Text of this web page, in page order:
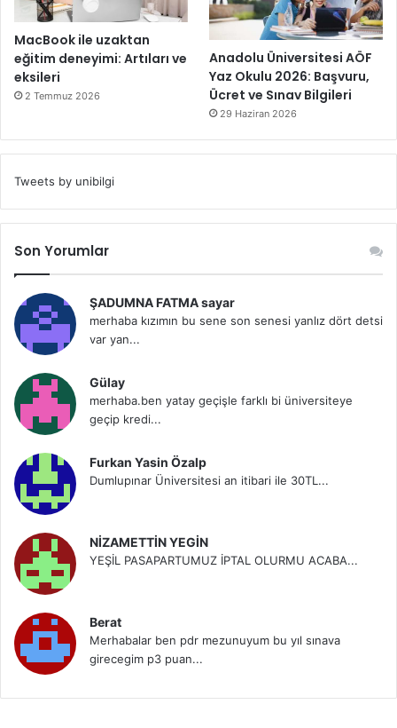
MacBook ile uzaktan
eğitim deneyimi: Artıları ve
eksileri
2 Temmuz 2026
Anadolu Üniversitesi AÖF
Yaz Okulu 2026: Başvuru,
Ücret ve Sınav Bilgileri
29 Haziran 2026
Tweets by unibilgi
Son Yorumlar
ŞADUMNA FATMA sayar
merhaba kızımın bu sene son senesi yanlız dört detsi
var yan...
Gülay
merhaba.ben yatay geçişle farklı bi üniversiteye
geçip kredi...
Furkan Yasin Özalp
Dumlupınar Üniversitesi an itibari ile 30TL...
NİZAMETTİN YEGİN
YEŞİL PASAPARTUMUZ İPTAL OLURMU ACABA...
Berat
Merhabalar ben pdr mezunuyum bu yıl sınava
girecegim p3 puan...